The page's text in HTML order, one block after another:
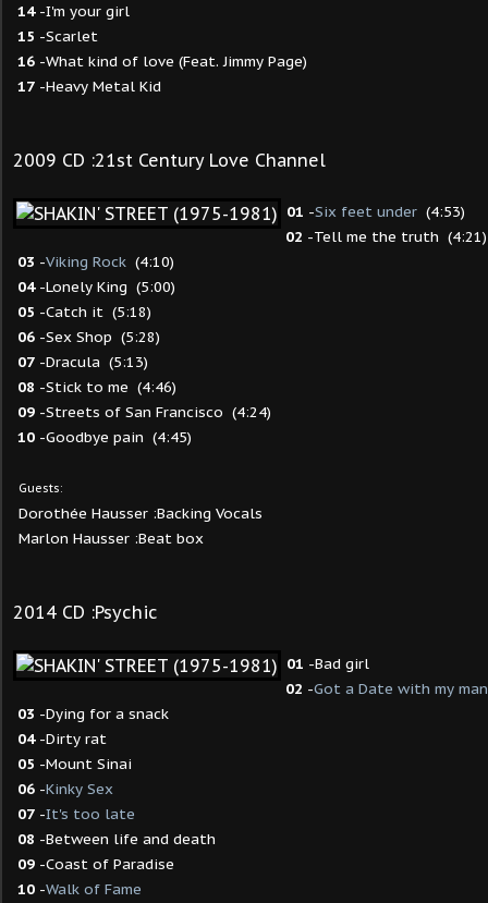
14-I'm your girl
15 -Scarlet
16 -What kind of love (Feat. Jimmy Page)
17 -Heavy Metal Kid
2009 CD :21st Century Love Channel
01 -Six feet under (4:53)
02 -Tell me the truth (4:21)
03 -Viking Rock (4:10)
04-Lonely King (5:00)
05 -Catch it (5:18)
06 -Sex Shop (5:28)
07 -Dracula (5:13)
08 -Stick to me (4:46)
09 -Streets of San Francisco (4:24)
10 -Goodbye pain (4:45)
Guests:
Dorothée Hausser :Backing Vocals
Marlon Hausser :Beat box
2014 CD :Psychic
01 -Bad girl
02 -Got a Date with my man
03 -Dying for a snack
04-Dirty rat
05 -Mount Sinai
06 -Kinky Sex
07 -It's too late
08 -Between life and death
09 -Coast of Paradise
10 -Walk of Fame